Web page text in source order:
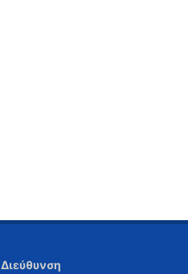
Διεύθυνση